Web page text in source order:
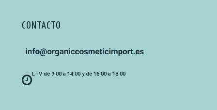
CONTACTO
L- V de 9:00 a 14:00 y de 16:00 a 18:00